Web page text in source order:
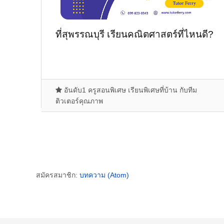
ที่สุพรรณบุรี เรียนคณิตศาสตร์ที่ไหนดี?
อันดับ1 ครูสอนพิเศษ เรียนพิเศษที่บ้าน กับทีม
ติวเตอร์คุณภาพ
สมัครสมาชิก: บทความ (Atom)